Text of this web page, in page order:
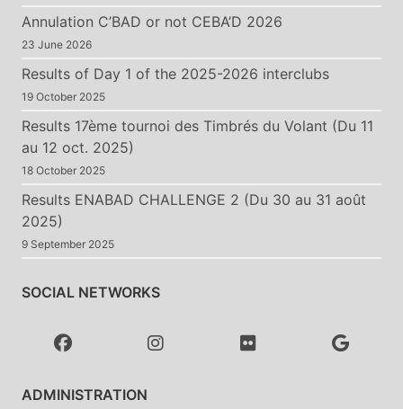
Annulation C’BAD or not CEBA’D 2026
23 June 2026
Results of Day 1 of the 2025-2026 interclubs
19 October 2025
Results 17ème tournoi des Timbrés du Volant (Du 11
au 12 oct. 2025)
18 October 2025
Results ENABAD CHALLENGE 2 (Du 30 au 31 août
2025)
9 September 2025
SOCIAL NETWORKS
ADMINISTRATION